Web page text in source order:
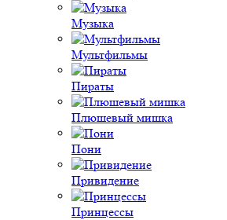
Музыка
Мультфильмы
Пираты
Плюшевый мишка
Пони
Привидение
Принцессы